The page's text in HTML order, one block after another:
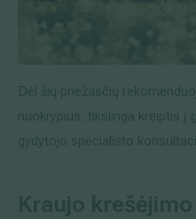
Dėl šių priežasčių
nuokrypius, tikslinga kreiptis į
gydytojo specialisto
Kraujo